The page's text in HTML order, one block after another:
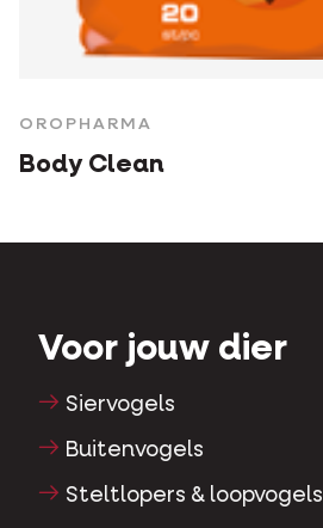
OROPHARMA
Body Clean
Voor jouw dier
Siervogels
Buitenvogels
Steltlopers & loopvogels